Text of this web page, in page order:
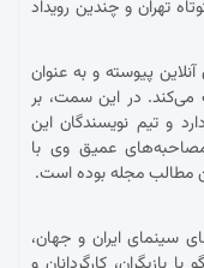
تهران و چندین رویداد
آنلاین پیوسته و به عنوان
می‌کند. در این سمت، بر
و تیم نویسندگان این
عمیق وی با
مطالب مجله بوده است.
ایران و جهان،